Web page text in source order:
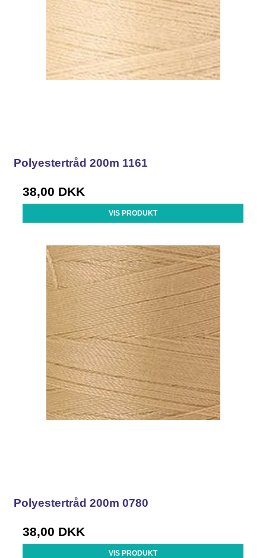
Polyestertråd 200m 1161
38,00 DKK
VIS PRODUKT
Polyestertråd 200m 0780
38,00 DKK
VIS PRODUKT